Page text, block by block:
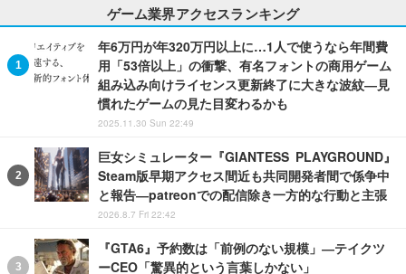
ゲーム業界アクセスランキング
年6万円が年320万円以上に…1人で使うなら年間費
用「53倍以上」の衝撃、有名フォントの商用ゲーム
組み込み向けライセンス更新終了に大きな波紋―見
慣れたゲームの見た目変わるかも
2025.11.30 Sun 22:49
巨女シミュレーター『GIANTESS PLAYGROUND』
Steam版早期アクセス間近も共同開発者間で係争中
と報告―patreonでの配信除き一方的な行動と主張
2026.8.7 Fri 22:42
『GTA6』予約数は「前例のない規模」―テイクツ
ーCEO「驚異的という言葉しかない」